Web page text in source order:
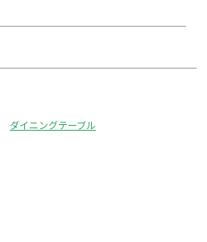
ダイニングテーブル